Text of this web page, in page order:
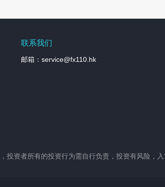
联系我们
邮箱：service@fx110.hk
资者所有的投资行为需自行负责，投资有风险，